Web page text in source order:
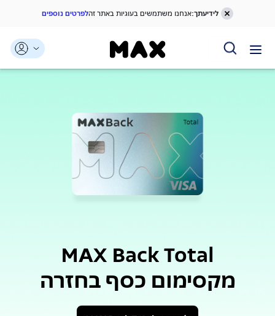
דלג אל תפריט ניווט
דלג אל תוכן ראשי
דלג אל תחתית העמוד
לידיעתך:אנחנו משתמשים בעוגיות באתר זהלפרטים נוספים
MAX Back Total
מקסימום כסף בחזרה